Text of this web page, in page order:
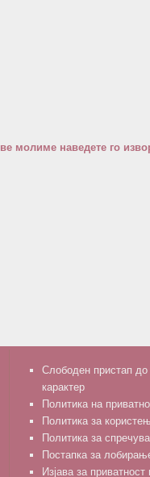
молиме наведете го
Слободен пристап
карактер
Политика на
Политика за
Политика за
Постапка за
Изјава за